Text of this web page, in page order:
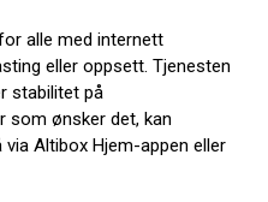
alle med internett
eller oppsett. Tjenesten
stabilitet på
som ønsker det, kan
Altibox Hjem-appen eller